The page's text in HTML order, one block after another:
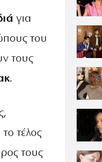
για
του
τους
.
τέλος
τους